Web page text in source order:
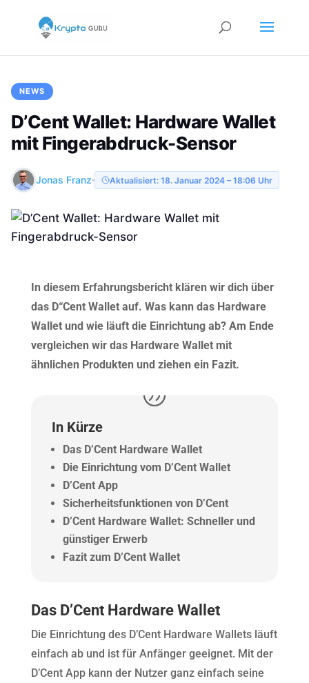
NEWS
D’Cent Wallet: Hardware Wallet
mit Fingerabdruck-Sensor
Jonas Franz Aktualisiert: 18. Januar 2024 – 18:06 Uhr
In diesem Erfahrungsbericht klären wir dich über
das D“Cent Wallet auf. Was kann das Hardware
Wallet und wie läuft die Einrichtung ab? Am Ende
vergleichen wir das Hardware Wallet mit
ähnlichen Produkten und ziehen ein Fazit.
In Kürze
Das D’Cent Hardware Wallet
Die Einrichtung vom D’Cent Wallet
D’Cent App
Sicherheitsfunktionen von D’Cent
D’Cent Hardware Wallet: Schneller und
günstiger Erwerb
Fazit zum D’Cent Wallet
Das D’Cent Hardware Wallet
Die Einrichtung des D’Cent Hardware Wallets läuft
einfach ab und ist für Anfänger geeignet. Mit der
D’Cent App kann der Nutzer ganz einfach seine